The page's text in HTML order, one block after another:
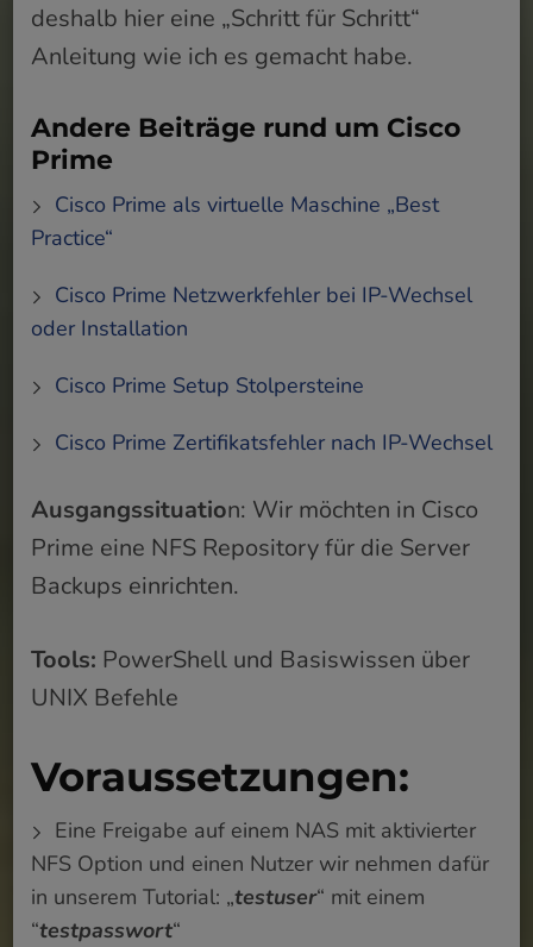
deshalb hier eine „Schritt für Schritt“
Anleitung wie ich es gemacht habe.
Andere Beiträge rund um Cisco
Prime
Cisco Prime als virtuelle Maschine „Best
Practice“
Cisco Prime Netzwerkfehler bei IP-Wechsel
oder Installation
Cisco Prime Setup Stolpersteine
Cisco Prime Zertifikatsfehler nach IP-Wechsel
Ausgangssituation: Wir möchten in Cisco
Prime eine NFS Repository für die Server
Backups einrichten.
Tools: PowerShell und Basiswissen über
UNIX Befehle
Voraussetzungen:
Eine Freigabe auf einem NAS mit aktivierter
NFS Option und einen Nutzer wir nehmen dafür
in unserem Tutorial: „testuser“ mit einem
“testpasswort“